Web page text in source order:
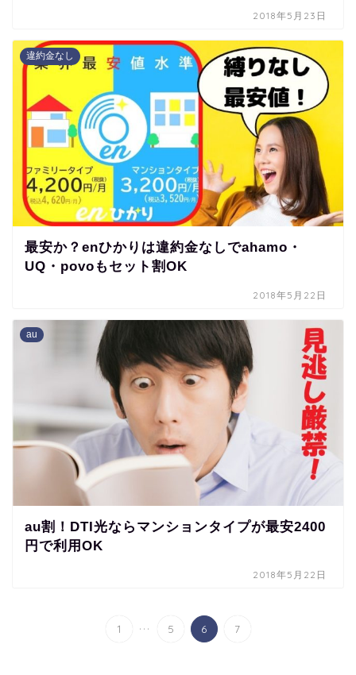
2018年5月23日
違約金なし
最安か？enひかりは違約金なしでahamo・
UQ・povoもセット割OK
2018年5月22日
au
au割！DTI光ならマンションタイプが最安2400
円で利用OK
2018年5月22日
1 ... 5 6 7